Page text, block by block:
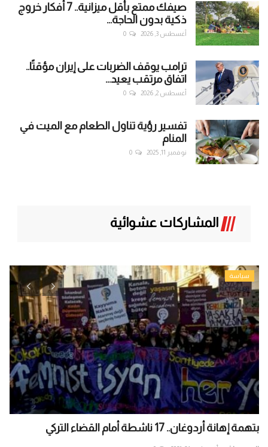
صيفك ممتع بأقل ميزانية.. 7 أفكار خروج
ذكية بدون الحاجة...
أغسطس 3, 2026 0
ترامب يوقف الضربات على إيران مؤقتًا..
اتفاق مرتقب يعيد...
أغسطس 2, 2026 0
تفسير رؤية تناول الطعام مع الميت في
المنام
نوفمبر 11, 2025 0
المشاركات عشوائية
سياسة
بتهمة إهانة أردوغان.. 17 ناشطة أمام القضاء التركي